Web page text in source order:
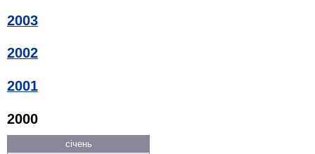
2003
2002
2001
2000
січень